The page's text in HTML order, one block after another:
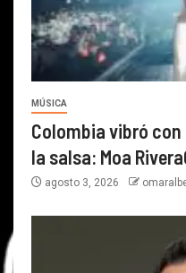
MÚSICA
Colombia vibró
la salsa: Moa
agosto 3, 2026